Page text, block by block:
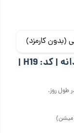
کفش کتانی راحتی طبی اسپرت چرم مردانه | کد: H19 |
طول روز.